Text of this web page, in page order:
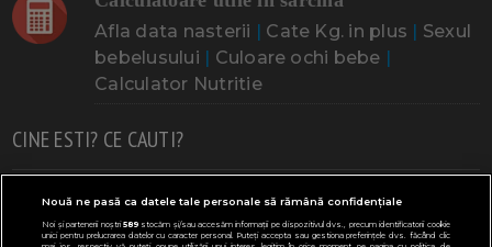
Afla data nasterii | Cate Kg. in plus | Sexul
bebelusului | Culoare ochi bebe |
Calculator Nutritie
CINE ESTI? CE CAUTI?
Doresc un copil Adoptia Probleme cu sarcina
Urmeaza sa nasc Probleme alaptare Bebe plange
Nouă ne pasă ca datele tale personale să rămână confidențiale
Noi și partenerii noștri589stocăm și/sau accesăm informații pe dispozitivul dvs., precum identificatorii cookie
unici pentru prelucrarea datelor cu caracter personal. Puteți accepta sau gestiona preferințele dvs. făcând clic